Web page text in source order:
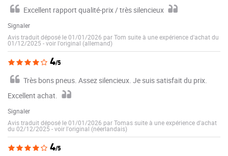
Excellent rapport qualité-prix / très silencieux
Signaler
Avis traduit déposé le 01/01/2026 par Tom suite à une expérience d'achat du
01/12/2025 -voir l'original (allemand)
4/5
Très bons pneus. Assez silencieux. Je suis satisfait du prix.
Excellent achat.
Signaler
Avis traduit déposé le 01/01/2026 par Tomas suite à une expérience d'achat
du 02/12/2025 -voir l'original (néerlandais)
4/5